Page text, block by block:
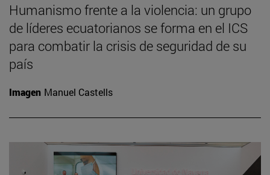
Humanismo frente a la violencia: un grupo
de líderes ecuatorianos se forma en el ICS
para combatir la crisis de seguridad de su
país
Imagen Manuel Castells